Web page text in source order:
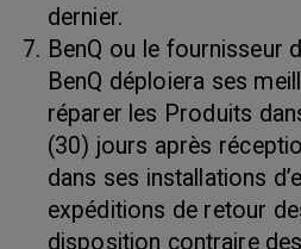
dernier.
BenQ ou le fournisseur
BenQ déploiera ses
réparer les Produits
(30) jours après
dans ses installations
expéditions de retour
disposition contraire